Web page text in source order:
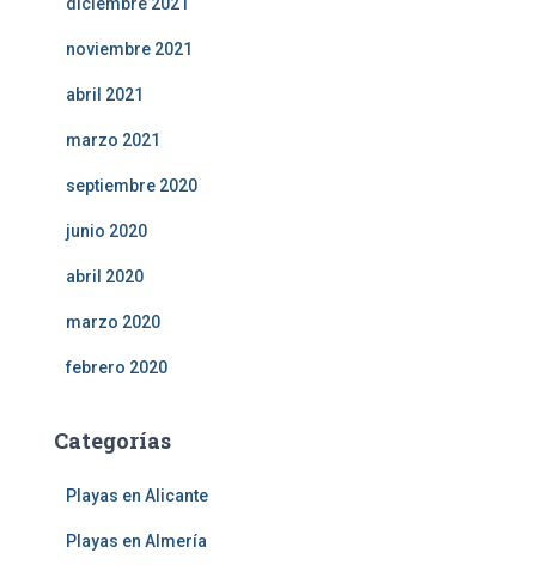
noviembre 2021
abril 2021
marzo 2021
septiembre 2020
junio 2020
abril 2020
marzo 2020
febrero 2020
Categorías
Playas en Alicante
Playas en Almería